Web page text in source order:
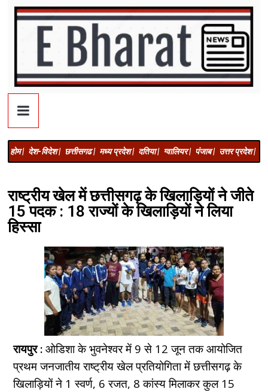
होम | देश-विदेश | छत्तीसगढ | मध्य प्रदेश | दतिया | ग्वालियर | पंजाब | उत्तर प्रदेश |
राष्ट्रीय खेल में छत्तीसगढ़ के खिलाड़ियों ने जीते
15 पदक : 18 राज्यों के खिलाड़ियों ने लिया
हिस्सा
रायपुर :ओडिशा के भुवनेश्वर में 9 से 12 जून तक आयोजित
प्रथम जनजातीय राष्ट्रीय खेल प्रतियोगिता में छत्तीसगढ़ के
खिलाड़ियों ने 1 स्वर्ण, 6 रजत, 8 कांस्य मिलाकर कुल 15